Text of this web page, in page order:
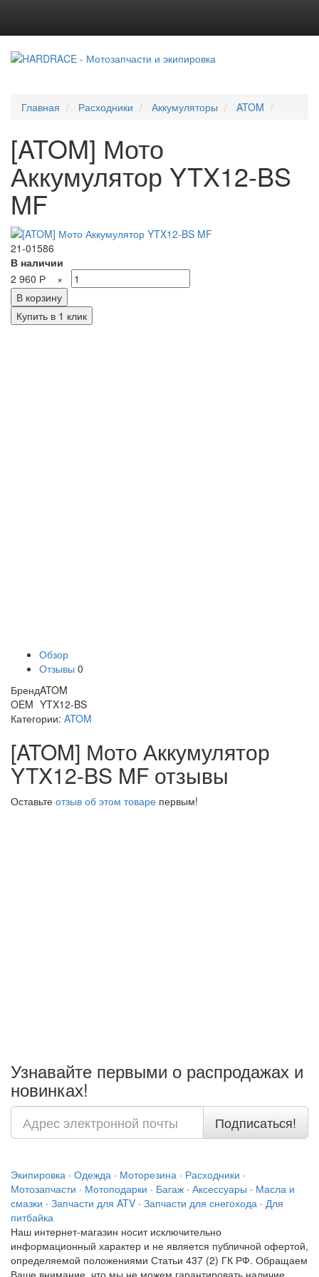
Главная Расходники Аккумуляторы ATOM
[ATOM] Мото
Аккумулятор YTX12-BS
MF
21-01586
В наличии
2 960 Р ×
Обзор
Отзывы 0
БрендATOM
OEM YTX12-BS
Категории: ATOM
[ATOM] Мото Аккумулятор
YTX12-BS MF отзывы
Оставьте отзыв об этом товаре первым!
Узнавайте первыми о распродажах и
новинках!
Подписаться!
Экипировка · Одежда · Моторезина · Расходники ·
Мотозапчасти · Мотоподарки · Багаж · Аксессуары · Масла и
смазки · Запчасти для ATV · Запчасти для снегохода · Для
питбайка
Наш интернет-магазин носит исключительно
информационный характер и не является публичной офертой,
определяемой положениями Статьи 437 (2) ГК РФ. Обращаем
Ваше внимание, что мы не можем гарантировать наличие